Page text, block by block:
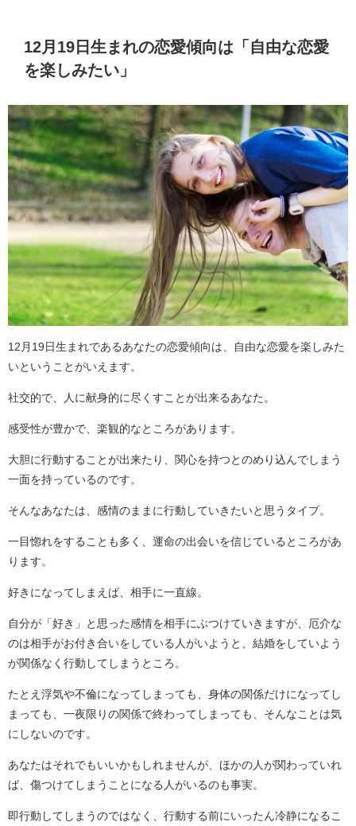
12月19日生まれの恋愛傾向は「自由な恋愛
を楽しみたい」
12月19日生まれであるあなたの恋愛傾向は、自由な恋愛を楽しみた
いということがいえます。
社交的で、人に献身的に尽くすことが出来るあなた。
感受性が豊かで、楽観的なところがあります。
大胆に行動することが出来たり、関心を持つとのめり込んでしまう
一面を持っているのです。
そんなあなたは、感情のままに行動していきたいと思うタイプ。
一目惚れをすることも多く、運命の出会いを信じているところがあ
ります。
好きになってしまえば、相手に一直線。
自分が「好き」と思った感情を相手にぶつけていきますが、厄介な
のは相手がお付き合いをしている人がいようと、結婚をしていよう
が関係なく行動してしまうところ。
たとえ浮気や不倫になってしまっても、身体の関係だけになってし
まっても、一夜限りの関係で終わってしまっても、そんなことは気
にしないのです。
あなたはそれでもいいかもしれませんが、ほかの人が関わっていれ
ば、傷つけてしまうことになる人がいるのも事実。
即行動してしまうのではなく、行動する前にいったん冷静になるこ